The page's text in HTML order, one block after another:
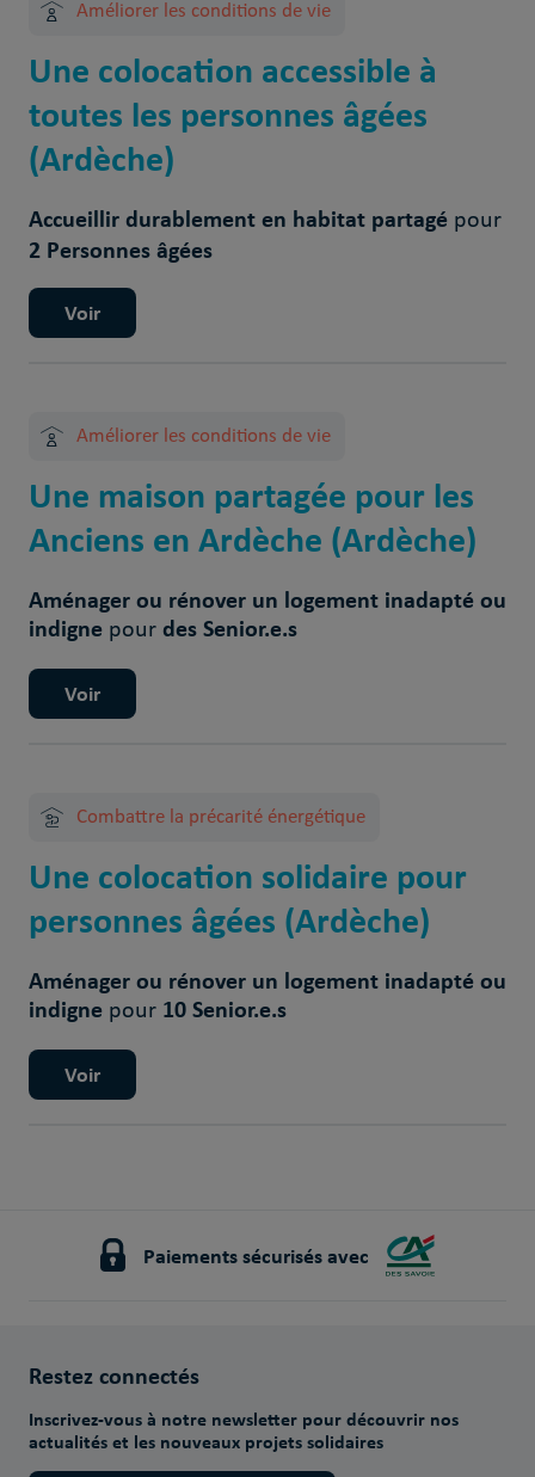
Améliorer les conditions de vie
Une colocation accessible à
toutes les personnes âgées
(Ardèche)
Accueillir durablement en habitat partagé pour
2 Personnes âgées
Voir
Améliorer les conditions de vie
Une maison partagée pour les
Anciens en Ardèche (Ardèche)
Aménager ou rénover un logement inadapté ou
indigne pourdes Senior.e.s
Voir
Combattre la précarité énergétique
Une colocation solidaire pour
personnes âgées (Ardèche)
Aménager ou rénover un logement inadapté ou
indigne pour10 Senior.e.s
Voir
Paiements sécurisés avec
Restez connectés
Inscrivez-vous à notre newsletter pour découvrir nos
actualités et les nouveaux projets solidaires